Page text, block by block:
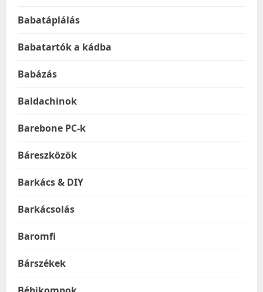
Babatáplálás
Babatartók a kádba
Babázás
Baldachinok
Barebone PC-k
Báreszközök
Barkács & DIY
Barkácsolás
Baromfi
Bárszékek